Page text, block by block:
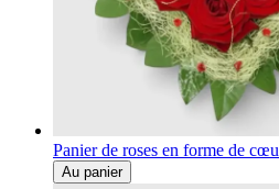
Panier de roses en forme de
Au panier